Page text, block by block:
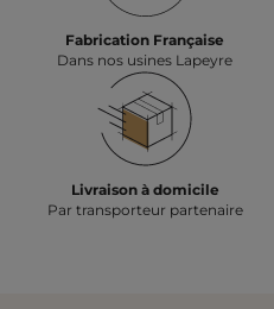
Fabrication Française
Dans nos usines Lapeyre
Livraison à domicile
Par transporteur partenaire